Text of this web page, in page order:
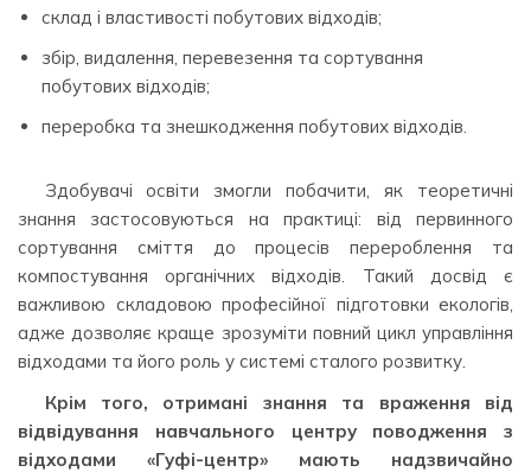
склад і властивості побутових відходів;
збір, видалення, перевезення та сортування
побутових відходів;
переробка та знешкодження побутових відходів.
Здобувачі освіти змогли побачити, як теоретичні
знання застосовуються на практиці: від первинного
сортування сміття до процесів перероблення та
компостування органічних відходів. Такий досвід є
важливою складовою професійної підготовки екологів,
адже дозволяє краще зрозуміти повний цикл управління
відходами та його роль у системі сталого розвитку.
Крім того, отримані знання та враження від
відвідування навчального центру поводження з
відходами «Гуфі-центр» мають надзвичайно